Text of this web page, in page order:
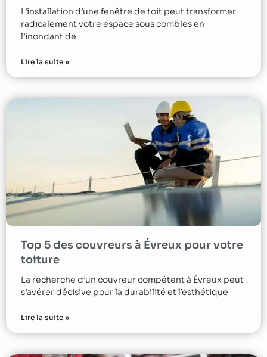
L’installation d’une fenêtre de toit peut transformer
radicalement votre espace sous combles en
l’inondant de
Lire la suite »
Top 5 des couvreurs à Évreux pour votre
toiture
La recherche d’un couvreur compétent à Évreux peut
s’avérer décisive pour la durabilité et l’esthétique
Lire la suite »